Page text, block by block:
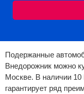
Подержанные
Внедорожник можно
Москве. В наличии 10
гарантирует ряд